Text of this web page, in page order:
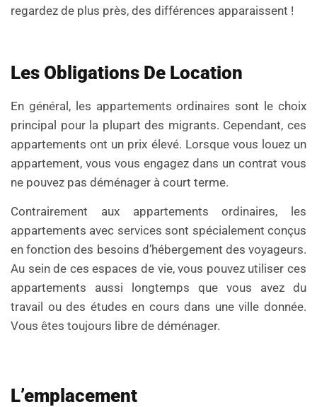
regardez de plus près, des différences apparaissent !
Les Obligations De Location
En général, les appartements ordinaires sont le choix
principal pour la plupart des migrants. Cependant, ces
appartements ont un prix élevé. Lorsque vous louez un
appartement, vous vous engagez dans un contrat vous
ne pouvez pas déménager à court terme.
Contrairement aux appartements ordinaires, les
appartements avec services sont spécialement conçus
en fonction des besoins d’hébergement des voyageurs.
Au sein de ces espaces de vie, vous pouvez utiliser ces
appartements aussi longtemps que vous avez du
travail ou des études en cours dans une ville donnée.
Vous êtes toujours libre de déménager.
L’emplacement